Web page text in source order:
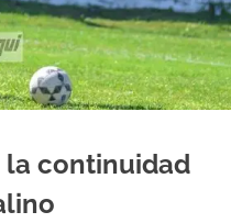
la continuidad